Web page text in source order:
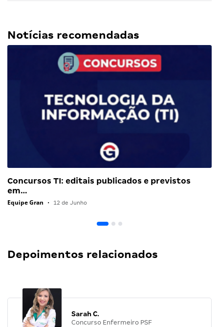
Notícias recomendadas
Concursos TI: editais publicados e previstos
em…
Equipe Gran • 12 de Junho
Depoimentos relacionados
Sarah C.
Concurso Enfermeiro PSF